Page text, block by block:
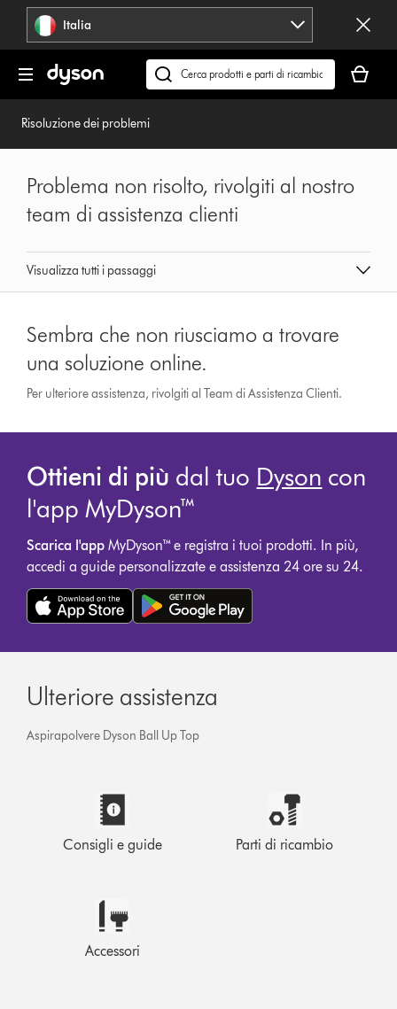
navigazione Italia
Cerca
su
carrello
è
Risoluzione dei problemi
Visualizza tutti i passaggi
Problema non risolto, rivolgiti al nostro
team di assistenza clienti
Sembra che non riusciamo a trovare
una soluzione online.
Per ulteriore assistenza, rivolgiti al Team di Assistenza Clienti.
Ottieni di più dal tuo Dyson con
l'app MyDyson™
Scarica l'app MyDyson™ e registra i tuoi prodotti. In più,
accedi a guide personalizzate e assistenza 24 ore su 24.
Ulteriore assistenza
Aspirapolvere Dyson Ball Up Top
Consigli e guide Parti di ricambio
Accessori